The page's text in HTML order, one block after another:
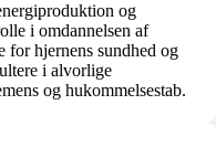
og
i omdannelsen af
for hjernens sundhed og
i alvorlige
og hukommelsestab.